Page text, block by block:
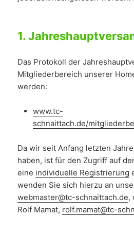
1.
Das Protokoll der
Mitgliederbereich unserer
werden:
www.tc-
schnaittach.de/
Da wir seit Anfang letzten
haben, ist für den Zugriff auf
eine individuelle Registrierung
wenden Sie sich hierzu an
webmaster@tc-schnaittach.de,
Rolf Mamat, rolf.mamat@tc-